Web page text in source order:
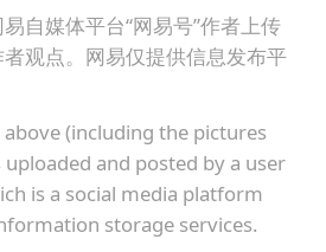
自媒体平台“网易号”作者上传
观点。网易仅提供信息发布平
(including the pictures
and posted by a user
is a social media platform
storage services.